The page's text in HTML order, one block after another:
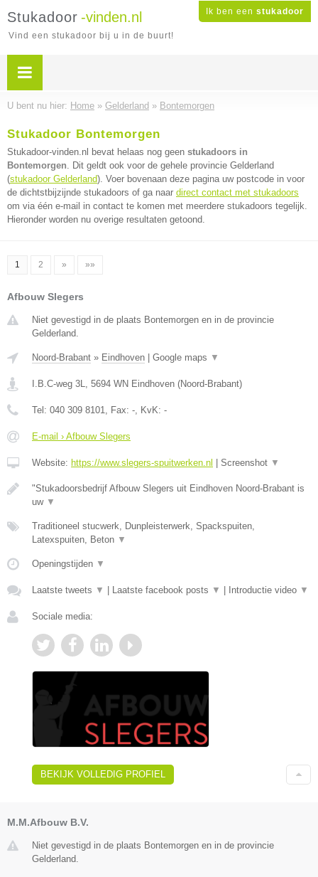
Ik ben een stukadoor
Stukadoor -vinden.nl
Vind een stukadoor bij u in de buurt!
U bent nu hier: Home » Gelderland » Bontemorgen
Stukadoor Bontemorgen
Stukadoor-vinden.nl bevat helaas nog geen stukadoors in
Bontemorgen. Dit geldt ook voor de gehele provincie Gelderland
(stukadoor Gelderland). Voer bovenaan deze pagina uw postcode in voor
de dichtstbijzijnde stukadoors of ga naar direct contact met stukadoors
om via één e-mail in contact te komen met meerdere stukadoors tegelijk.
Hieronder worden nu overige resultaten getoond.
1 2 » »»
Afbouw Slegers
Niet gevestigd in de plaats Bontemorgen en in de provincie
Gelderland.
Noord-Brabant » Eindhoven Google maps ▼
I.B.C-weg 3L, 5694 WN Eindhoven (Noord-Brabant)
Tel: 040 309 8101, Fax: -, KvK: -
E-mail › Afbouw Slegers
Website: https://www.slegers-spuitwerken.nl Screenshot ▼
"Stukadoorsbedrijf Afbouw Slegers uit Eindhoven Noord-Brabant is
uw ▼
Traditioneel stucwerk, Dunpleisterwerk, Spackspuiten,
Latexspuiten, Beton ▼
Openingstijden ▼
Laatste tweets ▼ Laatste facebook posts ▼ Introductie video ▼
Sociale media:
BEKIJK VOLLEDIG PROFIEL
M.M.Afbouw B.V.
Niet gevestigd in de plaats Bontemorgen en in de provincie
Gelderland.